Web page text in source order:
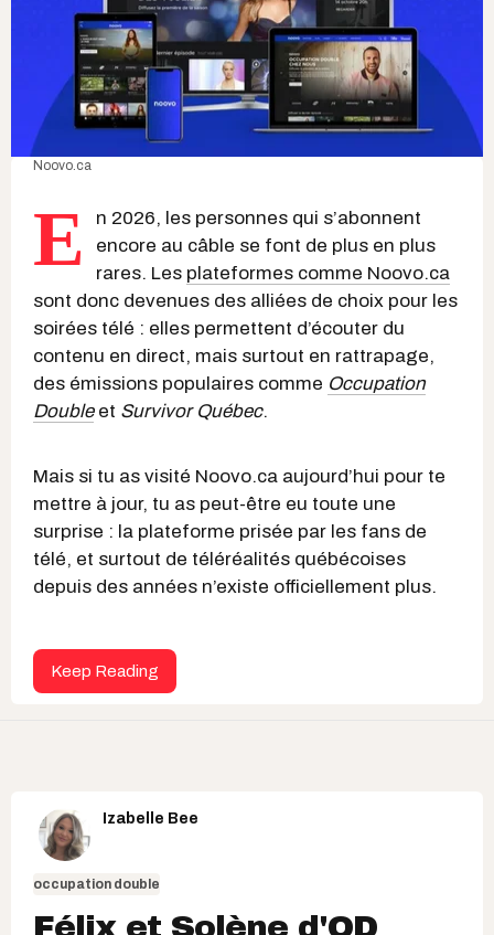
Noovo.ca
E
n 2026, les personnes qui s’abonnent
encore au câble se font de plus en plus
rares. Les plateformes comme Noovo.ca
sont donc devenues des alliées de choix pour les
soirées télé : elles permettent d’écouter du
contenu en direct, mais surtout en rattrapage,
des émissions populaires comme Occupation
Doubleet Survivor Québec.
Mais si tu as visité Noovo.ca aujourd’hui pour te
mettre à jour, tu as peut-être eu toute une
surprise : la plateforme prisée par les fans de
télé, et surtout de téléréalités québécoises
depuis des années n’existe officiellement plus.
Keep Reading
Izabelle Bee
occupation double
Félix et Solène d'OD